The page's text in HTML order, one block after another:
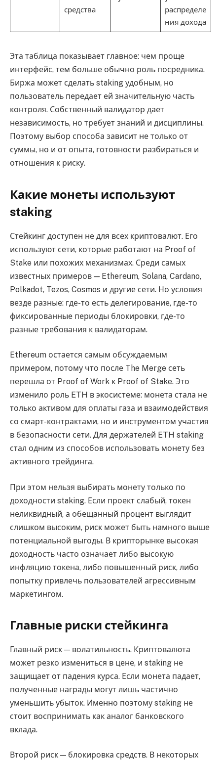
средства
распределе
ния дохода
Эта таблица показывает главное: чем проще
интерфейс, тем больше обычно роль посредника.
Биржа может сделать staking удобным, но
пользователь передает ей значительную часть
контроля. Собственный валидатор дает
независимость, но требует знаний и дисциплины.
Поэтому выбор способа зависит не только от
суммы, но и от опыта, готовности разбираться и
отношения к риску.
Какие монеты используют
staking
Стейкинг доступен не для всех криптовалют. Его
используют сети, которые работают на Proof of
Stake или похожих механизмах. Среди самых
известных примеров — Ethereum, Solana, Cardano,
Polkadot, Tezos, Cosmos и другие сети. Но условия
везде разные: где-то есть делегирование, где-то
фиксированные периоды блокировки, где-то
разные требования к валидаторам.
Ethereum остается самым обсуждаемым
примером, потому что после The Merge сеть
перешла от Proof of Work к Proof of Stake. Это
изменило роль ETH в экосистеме: монета стала не
только активом для оплаты газа и взаимодействия
со смарт-контрактами, но и инструментом участия
в безопасности сети. Для держателей ETH staking
стал одним из способов использовать монету без
активного трейдинга.
При этом нельзя выбирать монету только по
доходности staking. Если проект слабый, токен
неликвидный, а обещанный процент выглядит
слишком высоким, риск может быть намного выше
потенциальной выгоды. В крипторынке высокая
доходность часто означает либо высокую
инфляцию токена, либо повышенный риск, либо
попытку привлечь пользователей агрессивным
маркетингом.
Главные риски стейкинга
Главный риск — волатильность. Криптовалюта
может резко измениться в цене, и staking не
защищает от падения курса. Если монета падает,
полученные награды могут лишь частично
уменьшить убыток. Именно поэтому staking не
стоит воспринимать как аналог банковского
вклада.
Второй риск — блокировка средств. В некоторых